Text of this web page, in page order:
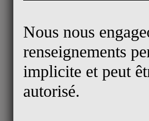
Nous nous
renseignements
implicite et peut
autorisé.